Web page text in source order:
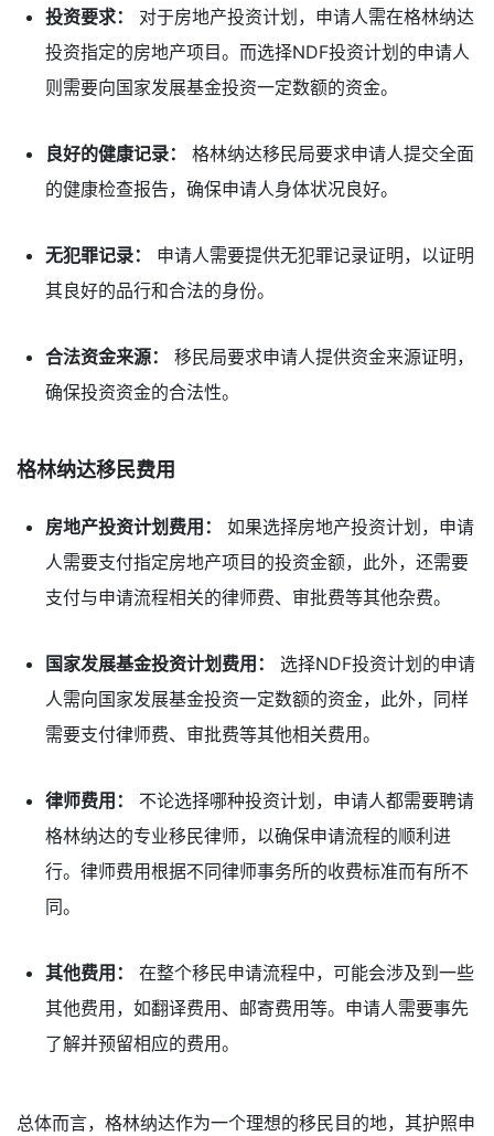
投资要求：
对于房地产投资计划，申请人需在格林纳达
投资指定的房地产项目。而选择NDF投资计划的申请人
则需要向国家发展基金投资一定数额的资金。
良好的健康记录：
格林纳达移民局要求申请人提交全面
的健康检查报告，确保申请人身体状况良好。
无犯罪记录：
申请人需要提供无犯罪记录证明，以证明
其良好的品行和合法的身份。
合法资金来源：
移民局要求申请人提供资金来源证明，
确保投资资金的合法性。
格林纳达移民费用
房地产投资计划费用：
如果选择房地产投资计划，申请
人需要支付指定房地产项目的投资金额，此外，还需要
支付与申请流程相关的律师费、审批费等其他杂费。
国家发展基金投资计划费用：
选择NDF投资计划的申请
人需向国家发展基金投资一定数额的资金，此外，同样
需要支付律师费、审批费等其他相关费用。
律师费用：
不论选择哪种投资计划，申请人都需要聘请
格林纳达的专业移民律师，以确保申请流程的顺利进
行。律师费用根据不同律师事务所的收费标准而有所不
同。
其他费用：
在整个移民申请流程中，可能会涉及到一些
其他费用，如翻译费用、邮寄费用等。申请人需要事先
了解并预留相应的费用。
总体而言，格林纳达作为一个理想的移民目的地，其护照申